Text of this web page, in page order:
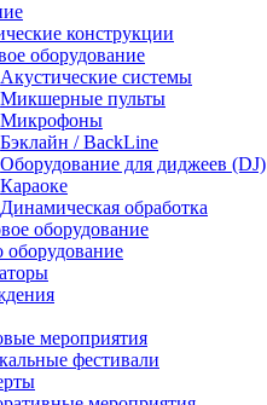
конструкции
оборудование
Акустические системы
Микшерные пульты
Микрофоны
Бэклайн / BackLine
Оборудование для диджеев (DJ)
Караоке
Динамическая обработка
оборудование
оборудование
мероприятия
фестивали